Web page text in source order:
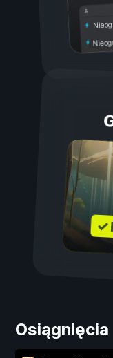
✓
Osiągnięcia